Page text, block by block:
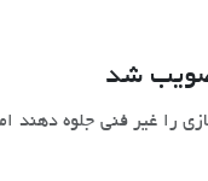
شد
را غیر فنی جلوه دهند